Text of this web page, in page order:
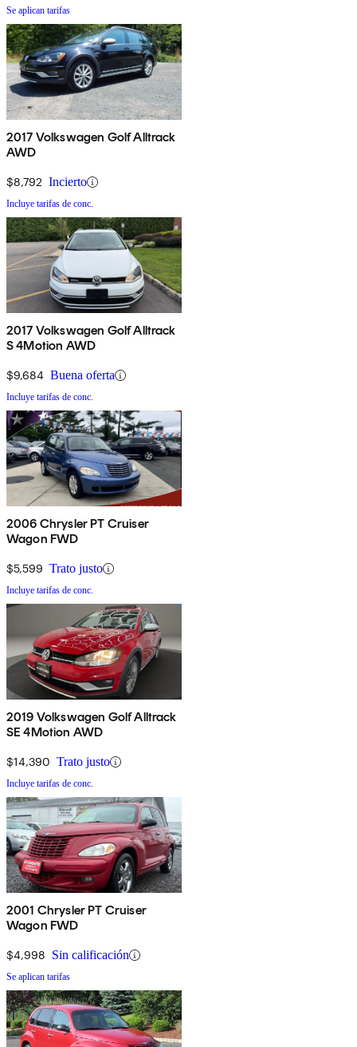
Se aplican tarifas
2017 Volkswagen Golf Alltrack
AWD
$8,792 Incierto
Incluye tarifas de conc.
2017 Volkswagen Golf Alltrack
S 4Motion AWD
$9,684 Buena oferta
Incluye tarifas de conc.
2006 Chrysler PT Cruiser
Wagon FWD
$5,599 Trato justo
Incluye tarifas de conc.
2019 Volkswagen Golf Alltrack
SE 4Motion AWD
$14,390 Trato justo
Incluye tarifas de conc.
2001 Chrysler PT Cruiser
Wagon FWD
$4,998 Sin calificación
Se aplican tarifas